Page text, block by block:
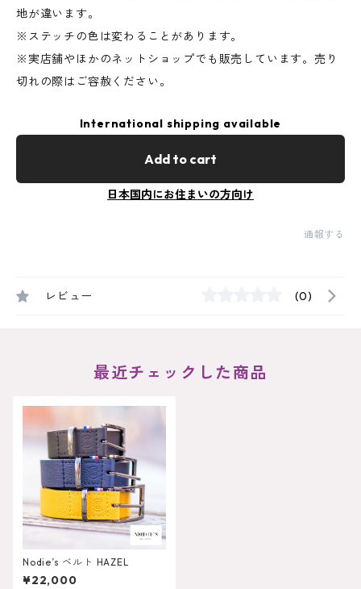
地が違います。
※ステッチの色は変わることがあります。
※実店舗やほかのネットショップでも販売しています。売り
切れの際はご容赦ください。
International shipping available
Add to cart
日本国内にお住まいの方向け
通報する
レビュー (0)
最近チェックした商品
Nodie’s ベルト HAZEL
¥22,000